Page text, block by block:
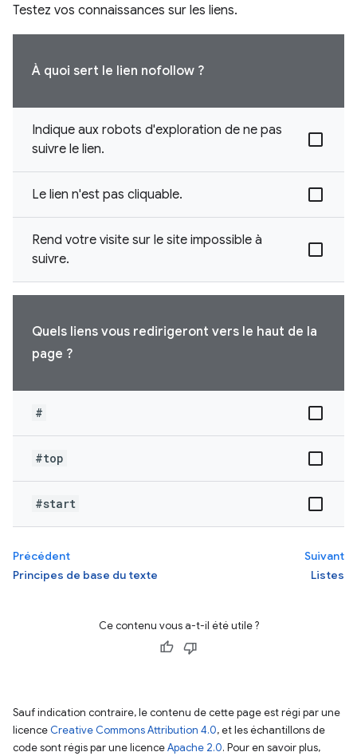
Testez vos connaissances sur les liens.
À quoi sert le lien nofollow ?
Indique aux robots d'exploration de ne pas
suivre le lien.
Le lien n'est pas cliquable.
Rend votre visite sur le site impossible à
suivre.
Quels liens vous redirigeront vers le haut de la
page ?
#
#top
#start
Précédent
Principes de base du texte
Suivant
Listes
Ce contenu vous a-t-il été utile ?
Sauf indication contraire, le contenu de cette page est régi par une
licence Creative Commons Attribution 4.0, et les échantillons de
code sont régis par une licenceApache 2.0. Pour en savoir plus,